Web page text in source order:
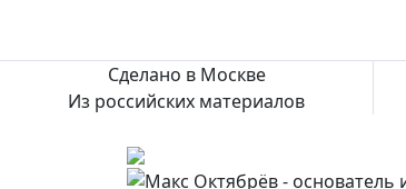
Сделано в Москве
Из российских материалов